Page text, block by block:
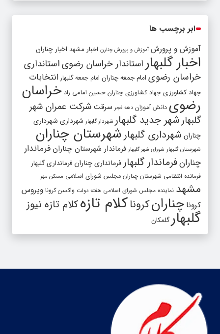
ابر برچسب ها
آموزش و پرورش آموزش و پرورش چنارن اخبار مشهد اخبار چناران
اخبار گلبهار استاندار خراسان رضویاستانداری
خراسان رضوی امام جمعه چناران امام جمعه گلبهار انتخابات
جهاد کشاورزی جهاد کشاورزی چناران حسین امامی راد خراسان
رضوی دانش آموزان دهه فجر سرقت شرکت عمران شهر
گلبهارشهر جدید گلبهار شهردار گلبهار شهرداری شهرداری
چناران شهرداری گلبهار شهرستان چناران
شهرستان گلبهار شورای شهر گلبهار فرماندار شهرستان چناران فرماندار
چنارانفرماندار گلبهار فرمانداری چناران فرمانداری گلبهار
فرمانده انتظامی شهرستان چناران مجلس شورای اسلامی مسکن مهر
مشهد نماینده مجلس شورای اسلامی هفته دولت واکسن کرونا ویروس
کرونا چنارانکروناکلام تازهکلام تازه نیوز
گلبهارگلمکان